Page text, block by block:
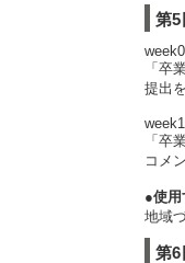
第5
「卒
提出
「卒
コメ
●使用
地域
第6